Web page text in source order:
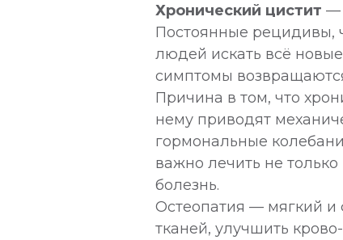
Хронический цистит —
Постоянные рецидивы,
людей искать всё
симптомы
Причина в том, что
нему приводят
гормональные
важно лечить не
болезнь.
Остеопатия — мягкий и
тканей, улучшить